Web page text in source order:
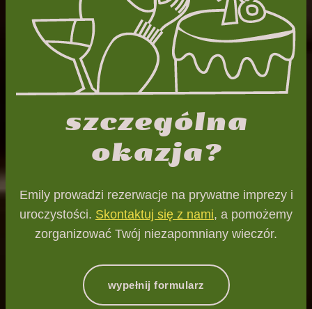
szczególna
okazja?
Emily prowadzi rezerwacje na prywatne imprezy i
uroczystości. Skontaktuj się z nami, a pomożemy
zorganizować Twój niezapomniany wieczór.
wypełnij formularz